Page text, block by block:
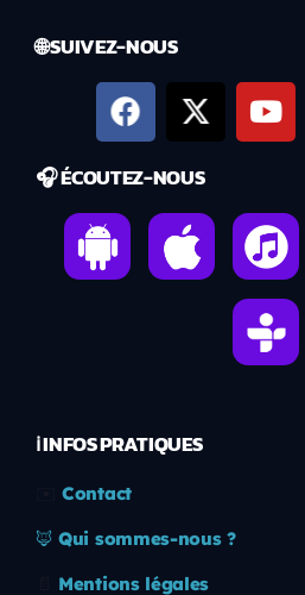
🌐 SUIVEZ-NOUS
🎧 ÉCOUTEZ-NOUS
ℹ️ INFOS PRATIQUES
Contact
🦊 Qui sommes-nous ?
Mentions légales